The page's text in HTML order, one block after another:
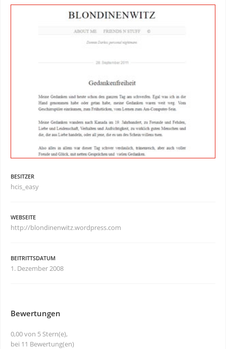
BESITZER
hcis_easy
WEBSEITE
http://blondinenwitz.wordpress.com
BEITRITTSDATUM
1. Dezember 2008
Bewertungen
0,00 von 5 Stern(e),
bei 11 Bewertung(en)